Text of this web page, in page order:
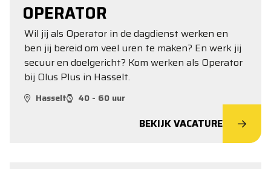
OPERATOR
Wil jij als Operator in de dagdienst werken en
ben jij bereid om veel uren te maken? En werk jij
secuur en doelgericht? Kom werken als Operator
bij Olus Plus in Hasselt.
Hasselt 40 - 60 uur
BEKIJK VACATURE